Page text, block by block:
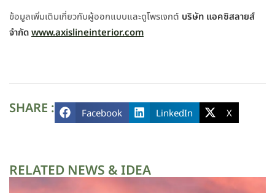
ข้อมูลเพิ่มเติมเกี่ยวกับผู้ออกแบบและดูโพรเจกต์ บริษัท แอคซิสลายส์
จำกัดwww.axislineinterior.com
SHARE : Facebook LinkedIn X
RELATED NEWS & IDEA